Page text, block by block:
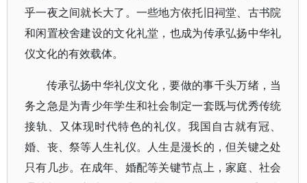
乎一夜之间就长大了。一些地方依托旧祠堂、古书院
和闲置校舍建设的文化礼堂，也成为传承弘扬中华礼
仪文化的有效载体。
传承弘扬中华礼仪文化，要做的事千头万绪，当
务之急是为青少年学生和社会制定一套既与优秀传统
接轨、又体现时代特色的礼仪。我国自古就有冠、
婚、丧、祭等人生礼仪。人生是漫长的，但关键之处
只有几步。在成年、婚配等关键节点上，家庭、社会